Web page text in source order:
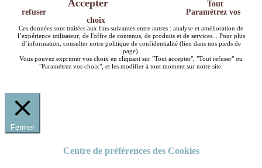
Accepter
Tout
refuser
Paramétrez vos
choix
Ces données sont traitées aux fins suivantes entre autres : analyse et amélioration de
l’expérience utilisateur, de l'offre de contenus, de produits et de services... Pour plus
d’information, consulter notre politique de confidentialité (lien dans nos pieds de
page).
Vous pouvez exprimer vos choix en cliquant sur "Tout accepter", "Tout refuser" ou
"Paramétrez vos choix", et les modifier à tout moment sur notre site.
Fermer
Centre de préférences des Cookies